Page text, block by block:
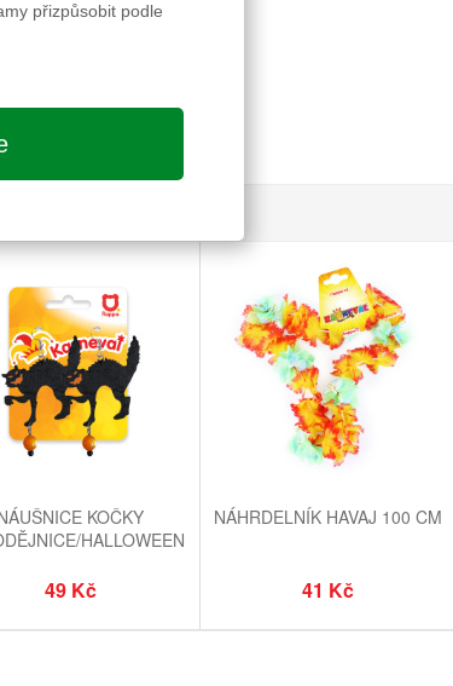
KOČKY
HALLOWEEN
49 Kč
NÁHRDELNÍK HAVAJ 100 CM
41 Kč
přizpůsobit podle